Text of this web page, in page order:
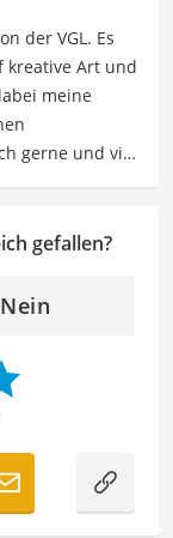
für die
besonders
der VGL. Es
kreative Art und
meine
gerne und viel
zu
eine
meine
allem dazu
optimal
entfalten.
gefallen?
Nein